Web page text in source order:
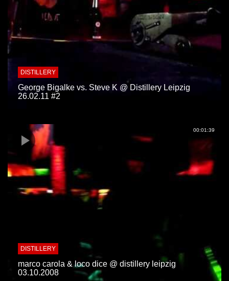
DISTILLERY
George Bigalke vs. Steve K @ Distillery Leipzig
26.02.11 #2
00:01:39
DISTILLERY
marco carola & loco dice @ distillery leipzig
03.10.2008